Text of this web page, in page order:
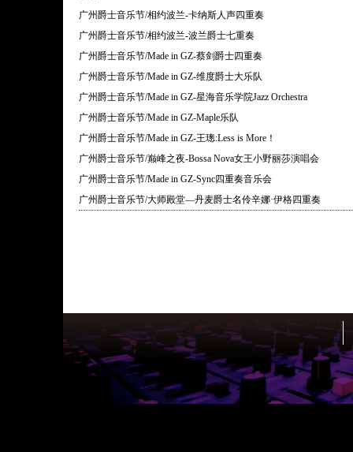
广州爵士音乐节/相约波兰-卡纳斯人声四重奏
广州爵士音乐节/相约波兰-波兰爵士七重奏
广州爵士音乐节/Made in GZ-蔡剑爵士四重奏
广州爵士音乐节/Made in GZ-维度爵士大乐队
广州爵士音乐节/Made in GZ-星海音乐学院Jazz Orchestra
广州爵士音乐节/Made in GZ-Maple乐队
广州爵士音乐节/Made in GZ-王璁:Less is More！
广州爵士音乐节/巅峰之夜-Bossa Nova女王小野丽莎演唱会
广州爵士音乐节/Made in GZ-Sync四重奏音乐会
广州爵士音乐节/大师殿堂—丹麦爵士名伶辛娜·伊格四重奏